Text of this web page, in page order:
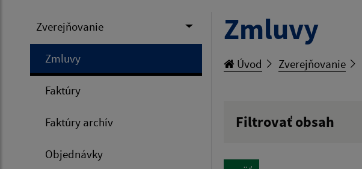
Zverejňovanie
Zmluvy
Faktúry
Faktúry archív
Objednávky
Zmluvy
Úvod Zverejňovanie
Filtrovať obsah